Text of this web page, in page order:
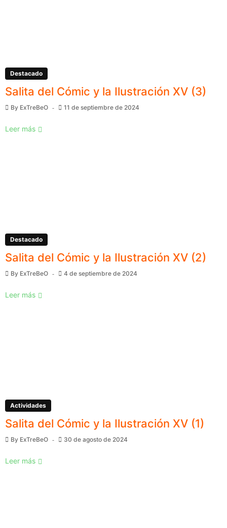
Destacado
Salita del Cómic y la Ilustración XV (3)
By ExTreBeO 11 de septiembre de 2024
Leer más
Destacado
Salita del Cómic y la Ilustración XV (2)
By ExTreBeO 4 de septiembre de 2024
Leer más
Actividades
Salita del Cómic y la Ilustración XV (1)
By ExTreBeO 30 de agosto de 2024
Leer más